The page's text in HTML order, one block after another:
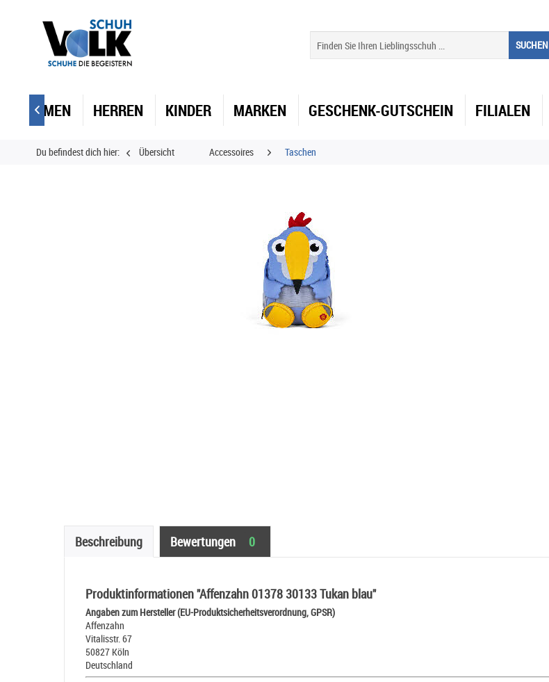
SUCHEN
DAMEN HERREN KINDER MARKEN GESCHENK-GUTSCHEIN FILIALEN

Du befindest dich hier: Übersicht Accessoires Taschen
Beschreibung Bewertungen 0
Produktinformationen "Affenzahn 01378 30133 Tukan blau"
Angaben zum Hersteller (EU-Produktsicherheitsverordnung, GPSR)
Affenzahn
Vitalisstr. 67
50827 Köln
Deutschland